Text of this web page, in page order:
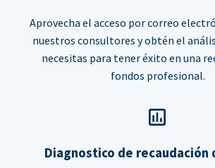
Aprovecha el acceso por correo
nuestros consultores y obtén el
necesitas para tener éxito en una
fondos profesional.
Diagnostico de recaudación